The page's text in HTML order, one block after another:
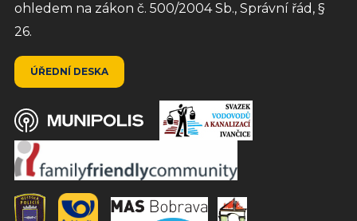
ohledem na zákon č. 500/2004 Sb., Správní řád, §
26.
ÚŘEDNÍ DESKA